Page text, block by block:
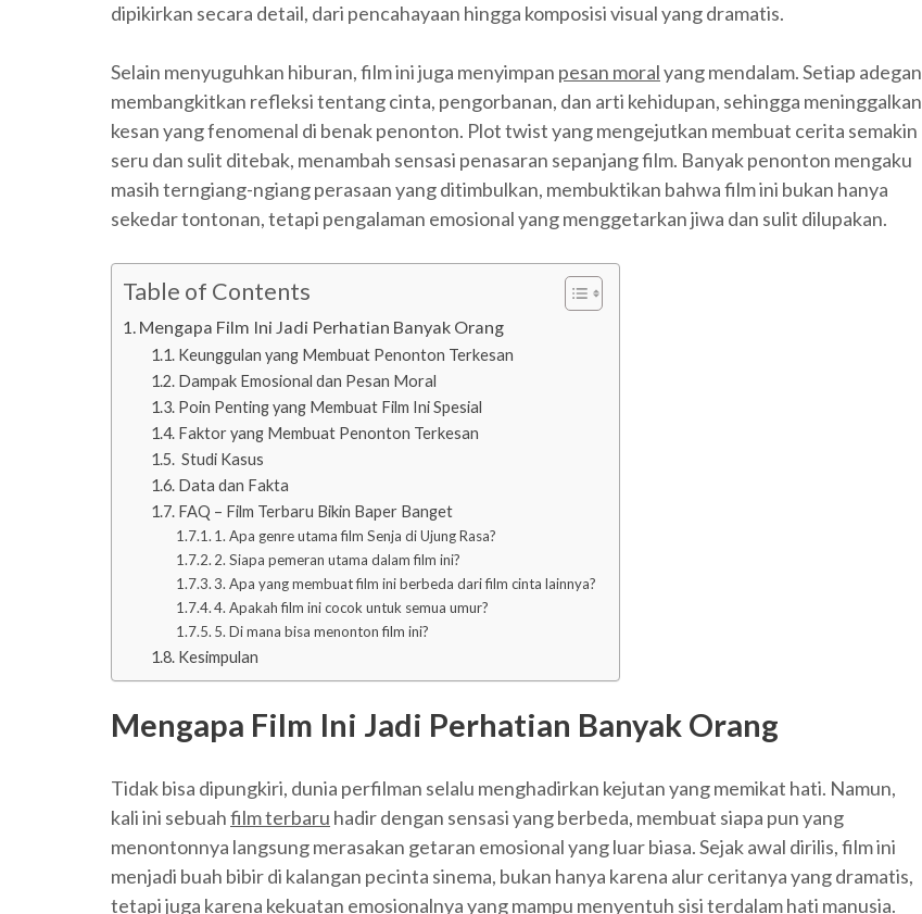
dipikirkan secara detail, dari pencahayaan hingga komposisi visual yang dramatis.
Selain menyuguhkan hiburan, film ini juga menyimpan pesan moralyang mendalam. Setiap adegan
membangkitkan refleksi tentang cinta, pengorbanan, dan arti kehidupan, sehingga meninggalkan
kesan yang fenomenal di benak penonton. Plot twist yang mengejutkan membuat cerita semakin
seru dan sulit ditebak, menambah sensasi penasaran sepanjang film. Banyak penonton mengaku
masih terngiang-ngiang perasaan yang ditimbulkan, membuktikan bahwa film ini bukan hanya
sekedar tontonan, tetapi pengalaman emosional yang menggetarkan jiwa dan sulit dilupakan.
Table of Contents
Mengapa Film Ini Jadi Perhatian Banyak Orang
Keunggulan yang Membuat Penonton Terkesan
Dampak Emosional dan Pesan Moral
Poin Penting yang Membuat Film Ini Spesial
Faktor yang Membuat Penonton Terkesan
Studi Kasus
Data dan Fakta
FAQ – Film Terbaru Bikin Baper Banget
1. Apa genre utama film Senja di Ujung Rasa?
2. Siapa pemeran utama dalam film ini?
3. Apa yang membuat film ini berbeda dari film cinta lainnya?
4. Apakah film ini cocok untuk semua umur?
5. Di mana bisa menonton film ini?
Kesimpulan
Mengapa Film Ini Jadi Perhatian Banyak Orang
Tidak bisa dipungkiri, dunia perfilman selalu menghadirkan kejutan yang memikat hati. Namun,
kali ini sebuahfilm terbaru hadir dengan sensasi yang berbeda, membuat siapa pun yang
menontonnya langsung merasakan getaran emosional yang luar biasa. Sejak awal dirilis, film ini
menjadi buah bibir di kalangan pecinta sinema, bukan hanya karena alur ceritanya yang dramatis,
tetapi juga karena kekuatan emosionalnya yang mampu menyentuh sisi terdalam hati manusia.